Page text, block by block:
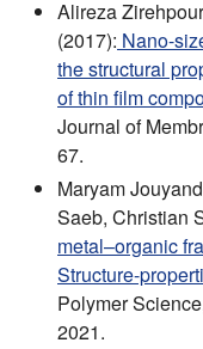
Alireza
(2017): Nano-
the structural
of thin film
Journal of
67.
Maryam
Saeb, Christian
metal–organic
Structure-
Polymer
2021.